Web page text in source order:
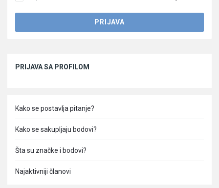
PRIJAVA SA PROFILOM
Kako se postavlja pitanje?
Kako se sakupljaju bodovi?
Šta su značke i bodovi?
Najaktivniji članovi